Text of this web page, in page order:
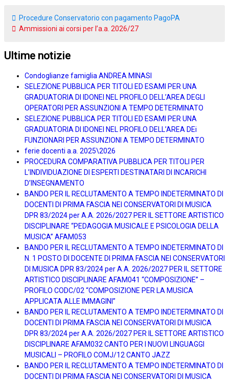
Procedure Conservatorio con pagamento PagoPA
Ammissioni ai corsi per l’a.a. 2026/27
Ultime notizie
Condoglianze famiglia ANDREA MINASI
SELEZIONE PUBBLICA PER TITOLI ED ESAMI PER UNA
GRADUATORIA DI IDONEI NEL PROFILO DELL’AREA DEGLI
OPERATORI PER ASSUNZIONI A TEMPO DETERMINATO
SELEZIONE PUBBLICA PER TITOLI ED ESAMI PER UNA
GRADUATORIA DI IDONEI NEL PROFILO DELL’AREA DEi
FUNZIONARI PER ASSUNZIONI A TEMPO DETERMINATO
ferie docenti a.a. 2025\2026
PROCEDURA COMPARATIVA PUBBLICA PER TITOLI PER
L’INDIVIDUAZIONE DI ESPERTI DESTINATARI DI INCARICHI
D’INSEGNAMENTO
BANDO PER IL RECLUTAMENTO A TEMPO INDETERMINATO DI
DOCENTI DI PRIMA FASCIA NEI CONSERVATORI DI MUSICA
DPR 83/2024 per A.A. 2026/2027 PER IL SETTORE ARTISTICO
DISCIPLINARE “PEDAGOGIA MUSICALE E PSICOLOGIA DELLA
MUSICA” AFAM053
BANDO PER IL RECLUTAMENTO A TEMPO INDETERMINATO DI
N. 1 POSTO DI DOCENTE DI PRIMA FASCIA NEI CONSERVATORI
DI MUSICA DPR 83/2024 per A.A. 2026/2027 PER IL SETTORE
ARTISTICO DISCIPLINARE AFAM041 “COMPOSIZIONE” –
PROFILO CODC/02 “COMPOSIZIONE PER LA MUSICA
APPLICATA ALLE IMMAGINI”
BANDO PER IL RECLUTAMENTO A TEMPO INDETERMINATO DI
DOCENTI DI PRIMA FASCIA NEI CONSERVATORI DI MUSICA
DPR 83/2024 per A.A. 2026/2027 PER IL SETTORE ARTISTICO
DISCIPLINARE AFAM032 CANTO PER I NUOVI LINGUAGGI
MUSICALI – PROFILO COMJ/12 CANTO JAZZ
BANDO PER IL RECLUTAMENTO A TEMPO INDETERMINATO DI
DOCENTI DI PRIMA FASCIA NEI CONSERVATORI DI MUSICA